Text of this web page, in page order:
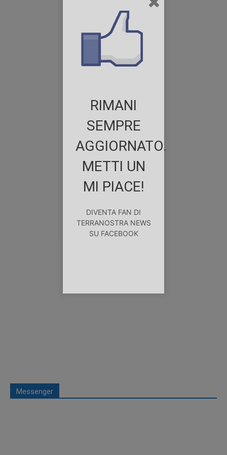
Messenger
RIMANI
SEMPRE
AGGIORNATO.
METTI UN
MI PIACE!
DIVENTA FAN DI
TERRANOSTRA NEWS
SU FACEBOOK